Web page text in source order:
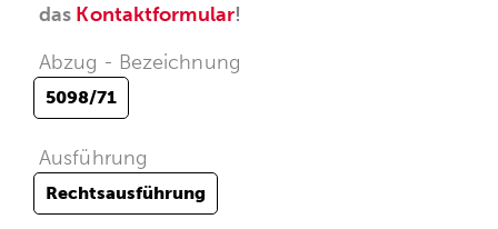
das Kontaktformular!
Abzug - Bezeichnung
5098/71
Ausführung
Rechtsausführung